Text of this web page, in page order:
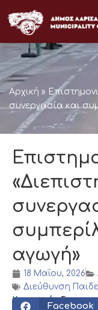
στο
περιεχόμενο
Αρχική »
συνεργασία και
αγωγή»
18 Μαΐου, 2026
Διεύθυνση
Κοινωνικός
Facebook